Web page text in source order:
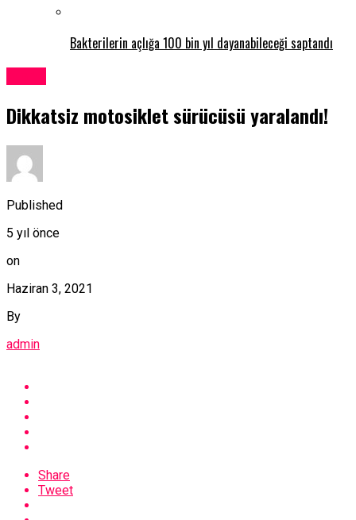
Bakterilerin açlığa 100 bin yıl dayanabileceği saptandı
Dikkatsiz motosiklet sürücüsü yaralandı!
Published
5 yıl önce
on
Haziran 3, 2021
By
admin
Share
Tweet